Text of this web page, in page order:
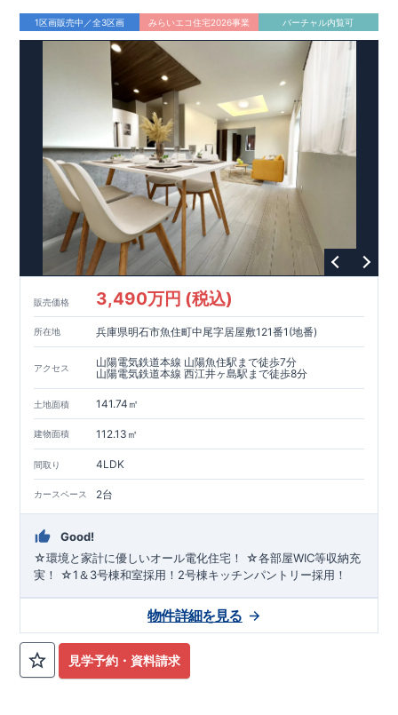
1区画販売中／全3区画 みらいエコ住宅2026事業 バーチャル内覧可
販売価格 3,490万円 (税込)
所在地 兵庫県明石市魚住町中尾字居屋敷121番1(地番)
アクセス
山陽電気鉄道本線 山陽魚住駅まで徒歩7分
山陽電気鉄道本線 西江井ヶ島駅まで徒歩8分
土地面積 141.74㎡
建物面積 112.13㎡
間取り 4LDK
カースペース 2台
Good!
☆環境と家計に優しいオール電化住宅！ ☆各部屋WIC等収納充
実！ ☆1＆3号棟和室採用！2号棟キッチンパントリー採用！
見学予約・資料請求
物件詳細を見る